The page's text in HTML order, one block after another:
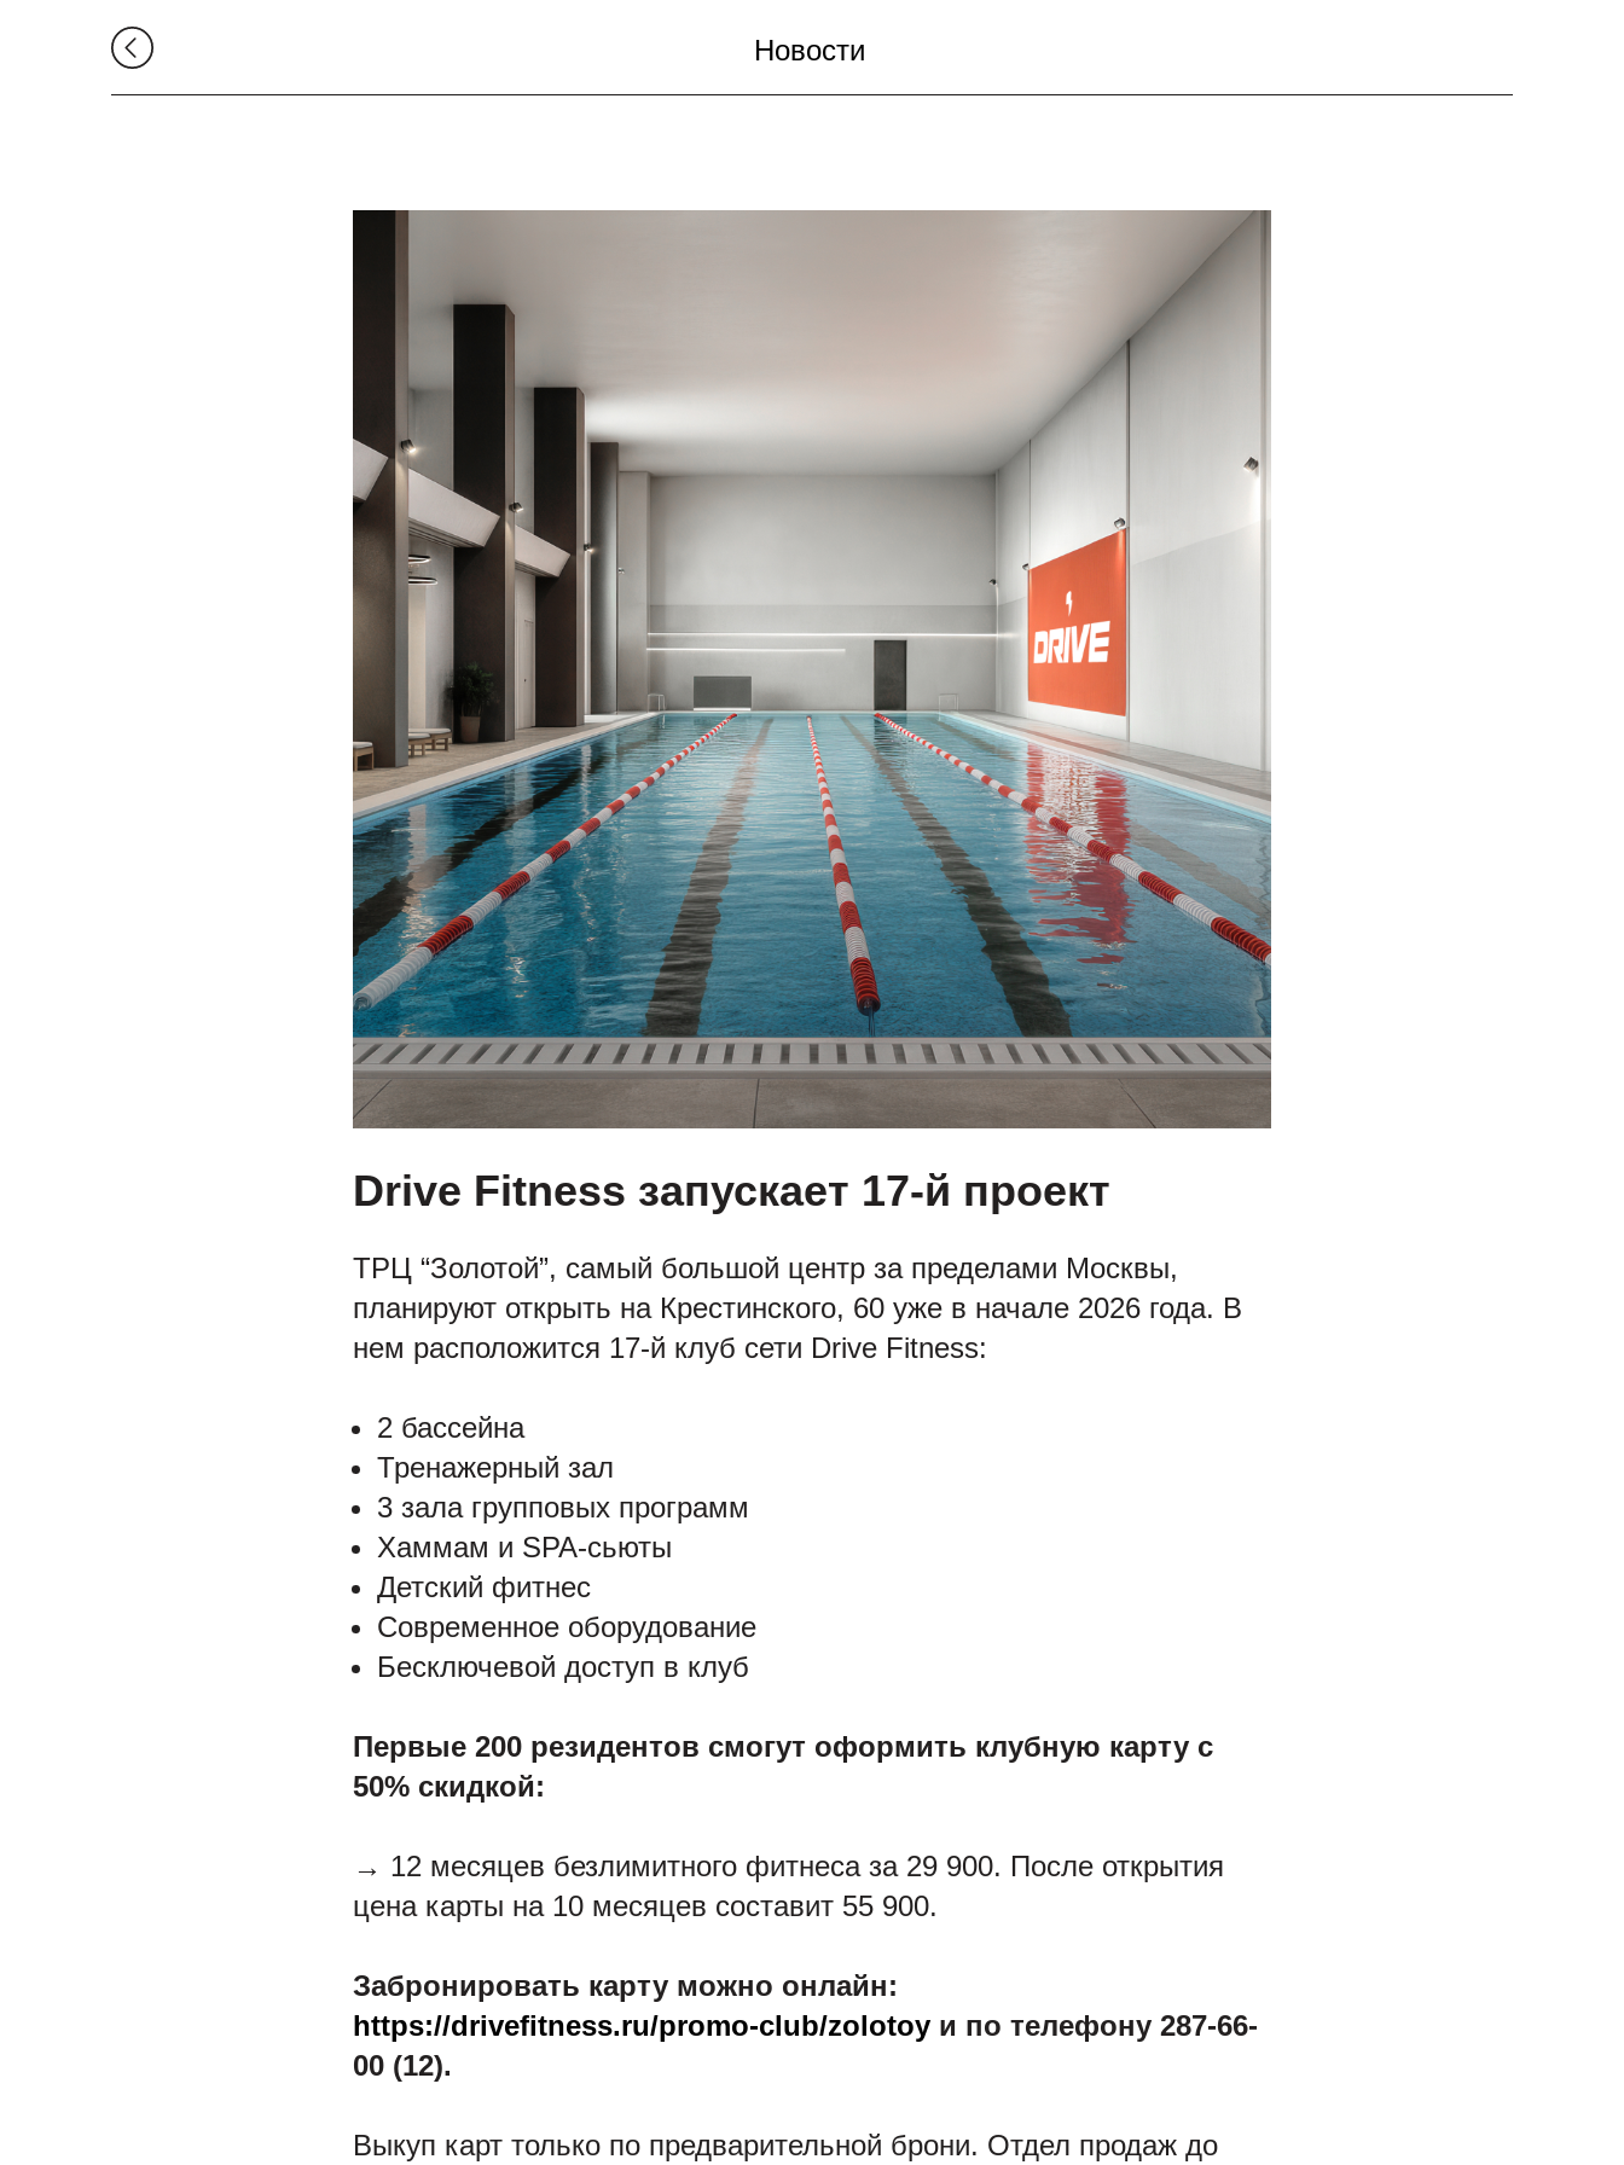
Новости
Drive Fitness запускает 17-й проект
ТРЦ “Золотой”, самый большой центр за пределами Москвы,
планируют открыть на Крестинского, 60 уже в начале 2026 года. В
нем расположится 17-й клуб сети Drive Fitness:
2 бассейна
Тренажерный зал
3 зала групповых программ
Хаммам и SPA-сьюты
Детский фитнес
Современное оборудование
Бесключевой доступ в клуб
Первые 200 резидентов смогут оформить клубную карту с
50% скидкой:
→ 12 месяцев безлимитного фитнеса за 29 900. После открытия
цена карты на 10 месяцев составит 55 900.
Забронировать карту можно онлайн:
https://drivefitness.ru/promo-club/zolotoy и по телефону 287-66-
00 (12).
Выкуп карт только по предварительной брони. Отдел продаж до